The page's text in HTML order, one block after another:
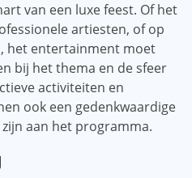
van een luxe feest. Of het
artiesten, of op
het entertainment moet
bij het thema en de sfeer
activiteiten en
ook een gedenkwaardige
aan het programma.